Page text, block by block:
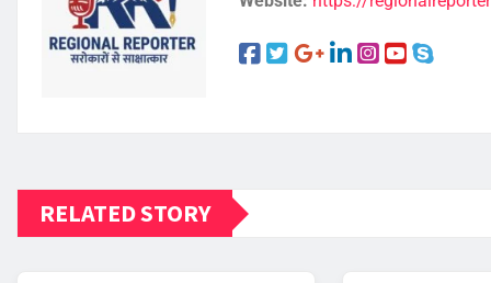
RELATED STORY